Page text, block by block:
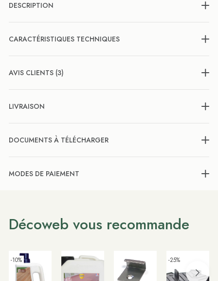
DESCRIPTION
CARACTÉRISTIQUES TECHNIQUES
AVIS CLIENTS (3)
LIVRAISON
DOCUMENTS À TÉLÉCHARGER
MODES DE PAIEMENT
Décoweb vous recommande
-10% -25%